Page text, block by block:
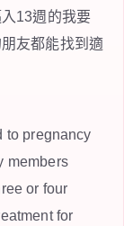
13週的我要
友都能找到適
to pregnancy
members
or four
for